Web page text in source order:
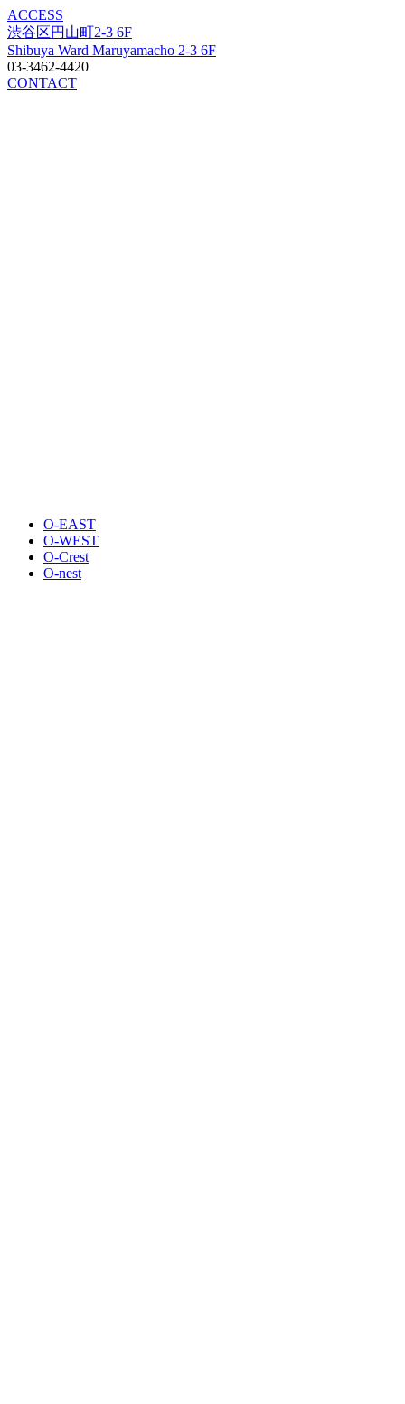
ACCESS
渋谷区円山町2-3 6F
Shibuya Ward Maruyamacho 2-3 6F
03-3462-4420
CONTACT
O-EAST
O-WEST
O-Crest
O-nest